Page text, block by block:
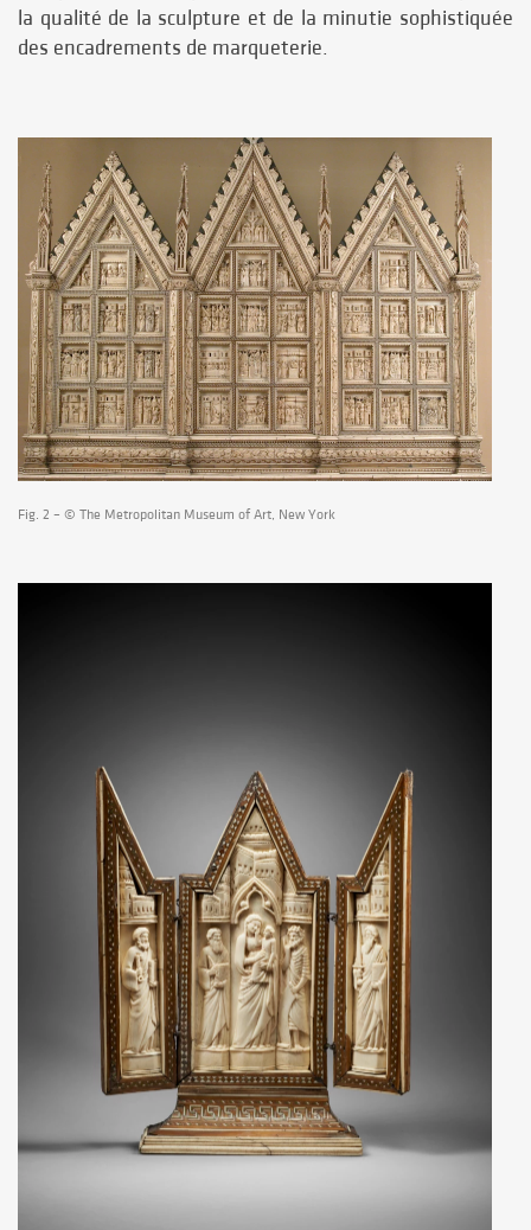
la qualité de la sculpture et de la minutie sophistiquée
des encadrements de marqueterie.
Fig. 2 – © The Metropolitan Museum of Art, New York